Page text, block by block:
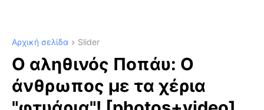
Αρχική σελίδα Slider
O αληθινός Ποπάυ: Ο
άνθρωπος με τα χέρια